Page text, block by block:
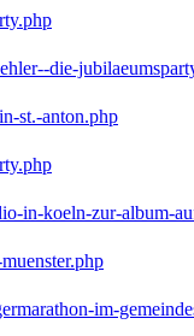
die-
st.-anton.php
in-koeln-zur-album-
im-